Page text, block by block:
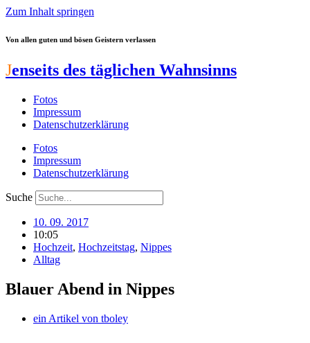
Zum Inhalt springen
Von allen guten und bösen Geistern verlassen
Jenseits des täglichen Wahnsinns
Fotos
Impressum
Datenschutzerklärung
Fotos
Impressum
Datenschutzerklärung
Suche
10. 09. 2017
10:05
Hochzeit, Hochzeitstag, Nippes
Alltag
Blauer Abend in Nippes
ein Artikel von tboley